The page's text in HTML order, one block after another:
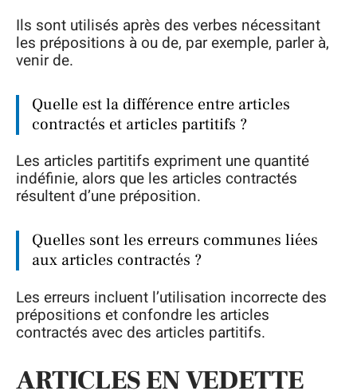
Ils sont utilisés après des verbes nécessitant
les prépositions à ou de, par exemple, parler à,
venir de.
Quelle est la différence entre articles
contractés et articles partitifs ?
Les articles partitifs expriment une quantité
indéfinie, alors que les articles contractés
résultent d’une préposition.
Quelles sont les erreurs communes liées
aux articles contractés ?
Les erreurs incluent l’utilisation incorrecte des
prépositions et confondre les articles
contractés avec des articles partitifs.
ARTICLES EN VEDETTE